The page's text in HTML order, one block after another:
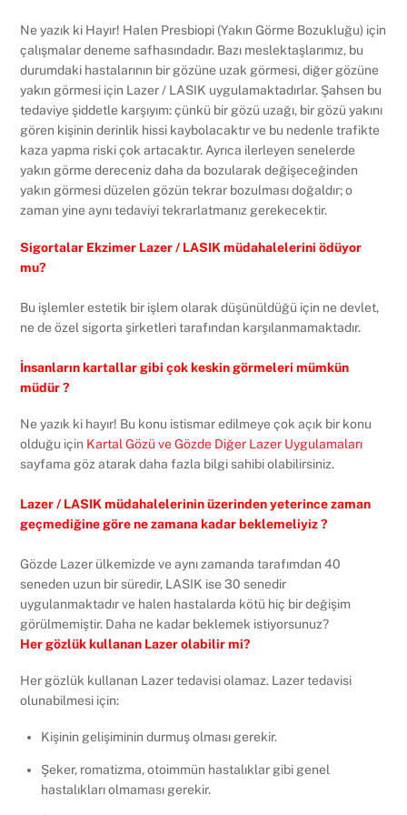
Ne yazık ki Hayır! Halen Presbiopi (Yakın Görme Bozukluğu) için
çalışmalar deneme safhasındadır. Bazı meslektaşlarımız, bu
durumdaki hastalarının bir gözüne uzak görmesi, diğer gözüne
yakın görmesi için Lazer / LASIK uygulamaktadırlar. Şahsen bu
tedaviye şiddetle karşıyım: çünkü bir gözü uzağı, bir gözü yakını
gören kişinin derinlik hissi kaybolacaktır ve bu nedenle trafikte
kaza yapma riski çok artacaktır. Ayrıca ilerleyen senelerde
yakın görme dereceniz daha da bozularak değişeceğinden
yakın görmesi düzelen gözün tekrar bozulması doğaldır; o
zaman yine aynı tedaviyi tekrarlatmanız gerekecektir.
Sigortalar Ekzimer Lazer / LASIK müdahalelerini ödüyor
mu?
Bu işlemler estetik bir işlem olarak düşünüldüğü için ne devlet,
ne de özel sigorta şirketleri tarafından karşılanmamaktadır.
İnsanların kartallar gibi çok keskin görmeleri mümkün
müdür ?
Ne yazık ki hayır! Bu konu istismar edilmeye çok açık bir konu
olduğu için Kartal Gözü ve Gözde Diğer Lazer Uygulamaları
sayfama göz atarak daha fazla bilgi sahibi olabilirsiniz.
Lazer / LASIK müdahalelerinin üzerinden yeterince zaman
geçmediğine göre ne zamana kadar beklemeliyiz ?
Gözde Lazer ülkemizde ve aynı zamanda tarafımdan 40
seneden uzun bir süredir, LASIK ise 30 senedir
uygulanmaktadır ve halen hastalarda kötü hiç bir değişim
görülmemiştir. Daha ne kadar beklemek istiyorsunuz?
Her gözlük kullanan Lazer olabilir mi?
Her gözlük kullanan Lazer tedavisi olamaz. Lazer tedavisi
olunabilmesi için:
Kişinin gelişiminin durmuş olması gerekir.
Şeker, romatizma, otoimmün hastalıklar gibi genel
hastalıkları olmaması gerekir.